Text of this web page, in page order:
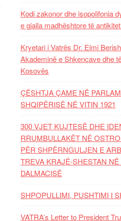
Kodi zakonor dhe isopolifonia
e gjalla madhështore të
Kryetari i Vatrës Dr. Elmi
Akademinë e Shkencave dhe
Kosovës
ÇËSHTJA ÇAME NË
SHQIPËRISË NË VITIN 1921
300 VJET KUJTESË DHE
RRUMBULLAKËT NË
PËR SHPËRNGULJEN E
TREVA KRAJË-SHESTAN
DALMACISË
SHPOPULLIMI, PUSHTIMI I
VATRA’s Letter to President